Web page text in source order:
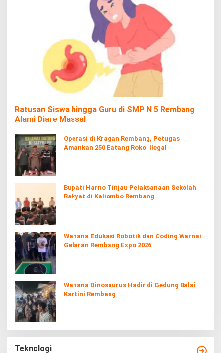
Ratusan Siswa hingga Guru di SMP N 5 Rembang
Alami Diare Massal
Operasi di Kragan Rembang, Petugas
Amankan 250 Batang Rokol Ilegal
Bupati Harno Tinjau Pelaksanaan Sekolah
Rakyat di Kaliombo Rembang
Wahana Edukasi Robotik dan Coding Warnai
Gelaran Rembang Expo 2026
Wahana Dinosaurus Hadir di Gedung Balai
Kartini Rembang
Teknologi